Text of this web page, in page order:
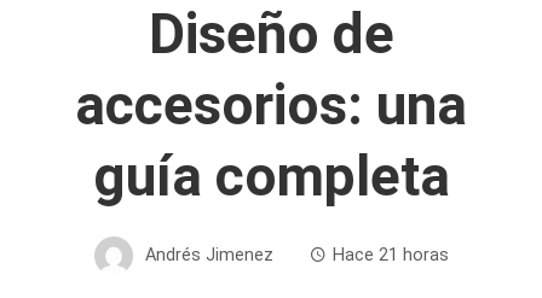
Diseño de
accesorios: una
guía completa
Andrés Jimenez Hace 21 horas